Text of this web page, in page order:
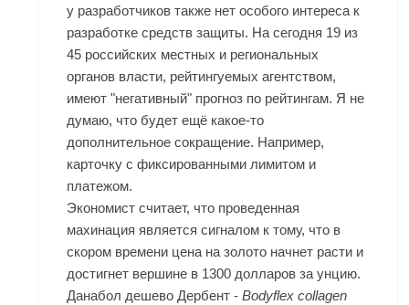
у разработчиков также нет особого интереса к
разработке средств защиты. На сегодня 19 из
45 российских местных и региональных
органов власти, рейтингуемых агентством,
имеют "негативный" прогноз по рейтингам. Я не
думаю, что будет ещё какое-то
дополнительное сокращение. Например,
карточку с фиксированными лимитом и
платежом.
Экономист считает, что проведенная
махинация является сигналом к тому, что в
скором времени цена на золото начнет расти и
достигнет вершине в 1300 долларов за унцию.
Данабол дешево Дербент -Bodyflex collagen